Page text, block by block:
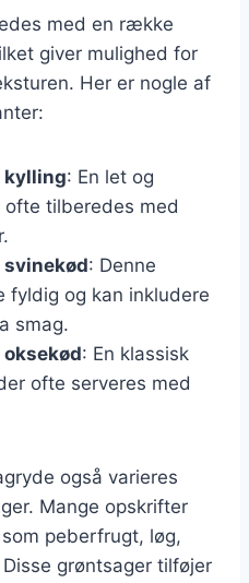
med en række
giver mulighed for
Her er nogle af
kylling: En let og
tilberedes med
svinekød: Denne
fyldig og kan inkludere
smag.
: En klassisk
ofte serveres med
også varieres
Mange opskrifter
peberfrugt, løg,
grøntsager tilføjer